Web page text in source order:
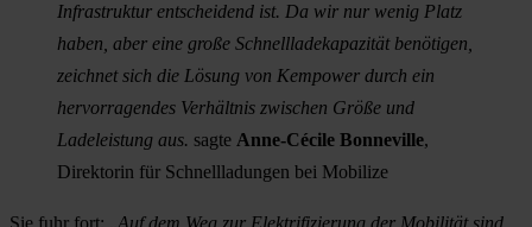
Infrastruktur entscheidend ist. Da wir nur wenig Platz
haben, aber eine große Schnellladekapazität benötigen,
zeichnet sich die Lösung von Kempower durch ein
hervorragendes Verhältnis zwischen Größe und
Ladeleistung aus. sagte Anne-Cécile Bonneville,
Direktorin für Schnellladungen bei Mobilize